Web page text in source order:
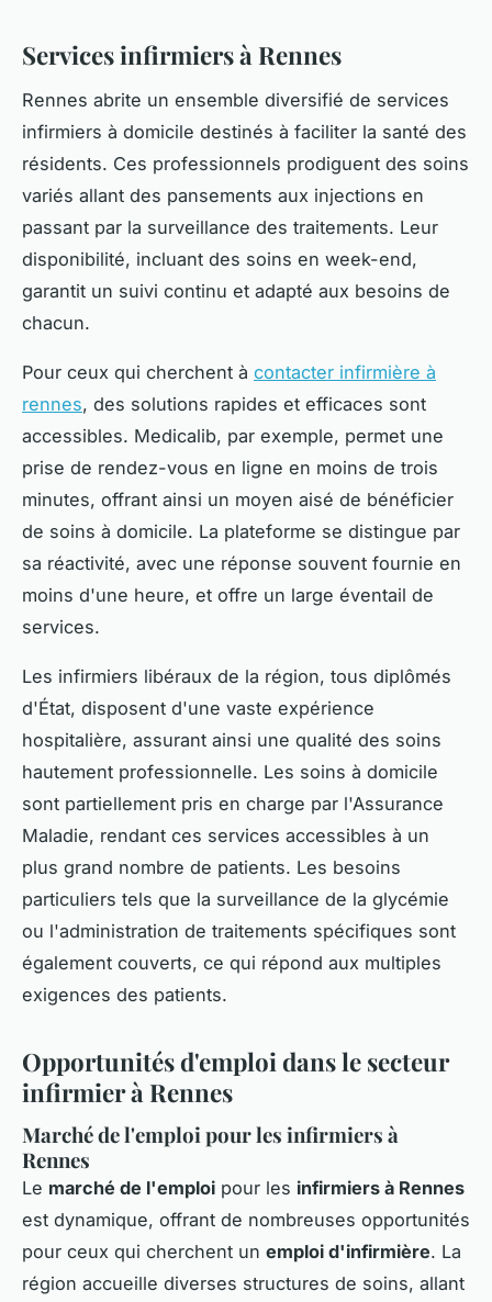
Services infirmiers à Rennes
Rennes abrite un ensemble diversifié de services
infirmiers à domicile destinés à faciliter la santé des
résidents. Ces professionnels prodiguent des soins
variés allant des pansements aux injections en
passant par la surveillance des traitements. Leur
disponibilité, incluant des soins en week-end,
garantit un suivi continu et adapté aux besoins de
chacun.
Pour ceux qui cherchent à contacter infirmière à
rennes, des solutions rapides et efficaces sont
accessibles. Medicalib, par exemple, permet une
prise de rendez-vous en ligne en moins de trois
minutes, offrant ainsi un moyen aisé de bénéficier
de soins à domicile. La plateforme se distingue par
sa réactivité, avec une réponse souvent fournie en
moins d'une heure, et offre un large éventail de
services.
Les infirmiers libéraux de la région, tous diplômés
d'État, disposent d'une vaste expérience
hospitalière, assurant ainsi une qualité des soins
hautement professionnelle. Les soins à domicile
sont partiellement pris en charge par l'Assurance
Maladie, rendant ces services accessibles à un
plus grand nombre de patients. Les besoins
particuliers tels que la surveillance de la glycémie
ou l'administration de traitements spécifiques sont
également couverts, ce qui répond aux multiples
exigences des patients.
Opportunités d'emploi dans le secteur
infirmier à Rennes
Marché de l'emploi pour les infirmiers à
Rennes
Le marché de l'emploi pour les infirmiers à Rennes
est dynamique, offrant de nombreuses opportunités
pour ceux qui cherchent un emploi d'infirmière. La
région accueille diverses structures de soins, allant